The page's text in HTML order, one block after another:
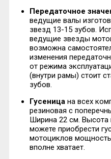
Передаточное
ведущие валы
звезд 13-15 зубов.
ведущие звезды
возможна
изменения
от режима
(внутри рамы) стоит
зубов.
Гусеница на всех
резиновая с
Ширина 22 см. Высота
можете приобрести
мотоциклов
вполне хватает.